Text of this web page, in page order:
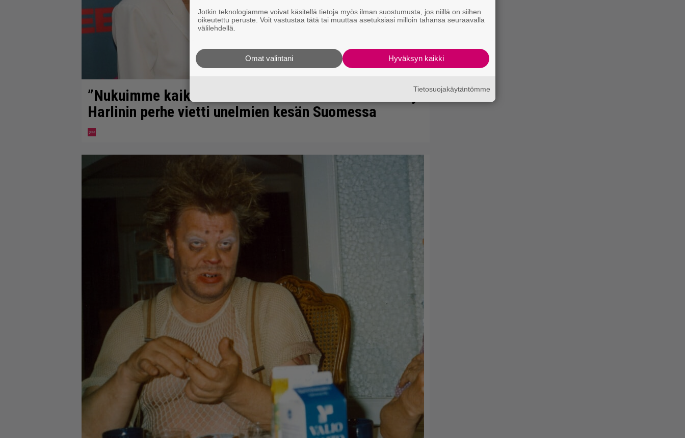
”Nukuimme kaikki viisi samassa huoneessa” – Renny
Harlinin perhe vietti unelmien kesän Suomessa
Jotkin teknologiamme voivat käsitellä tietoja myös ilman suostumusta, jos niillä on siihen
oikeutettu peruste. Voit vastustaa tätä tai muuttaa asetuksiasi milloin tahansa seuraavalla
välilehdellä.
Hyväksyn kaikki
Omat valintani
Tietosuojakäytäntömme